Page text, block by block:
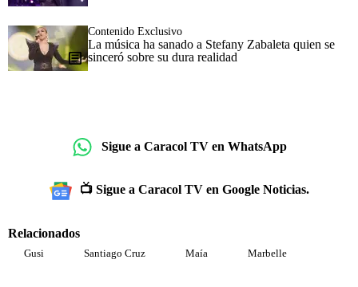
Contenido Exclusivo
La música ha sanado a Stefany Zabaleta quien se
sinceró sobre su dura realidad
Sigue a Caracol TV en WhatsApp
📺 Sigue a Caracol TV en Google Noticias.
Relacionados
Gusi Santiago Cruz Maía Marbelle